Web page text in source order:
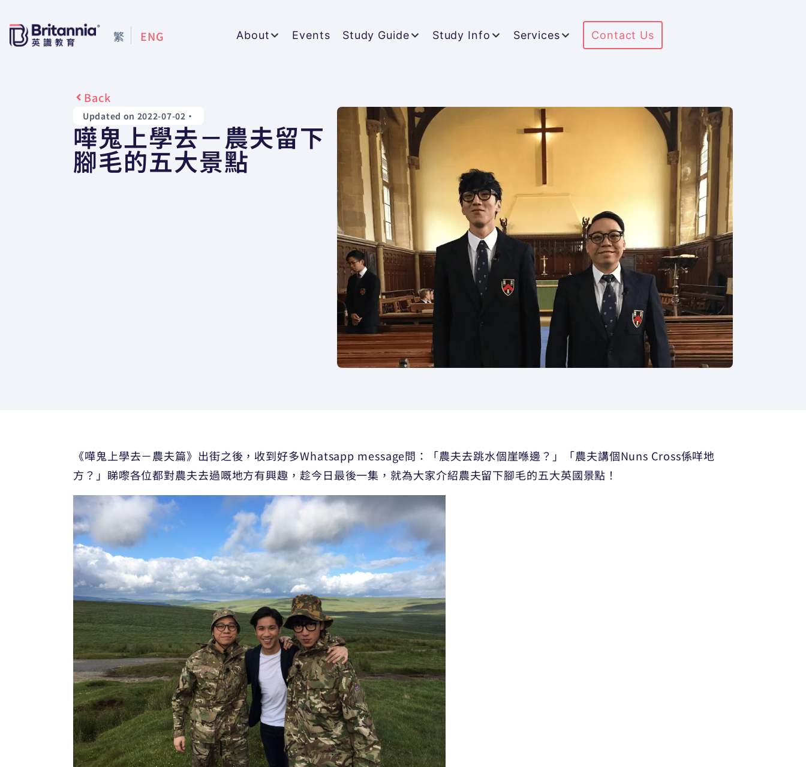
繁 ENG About Events Study Guide Study Info Services Contact Us
Back
Updated on 2022-07-02 •
嘩鬼上學去－農夫留下
腳毛的五大景點
《嘩鬼上學去－農夫篇》出街之後，收到好多Whatsapp message問：「農夫去跳水個崖喺邊？」「農夫講個Nuns Cross係咩地
方？」睇嚟各位都對農夫去過嘅地方有興趣，趁今日最後一集，就為大家介紹農夫留下腳毛的五大英國景點！